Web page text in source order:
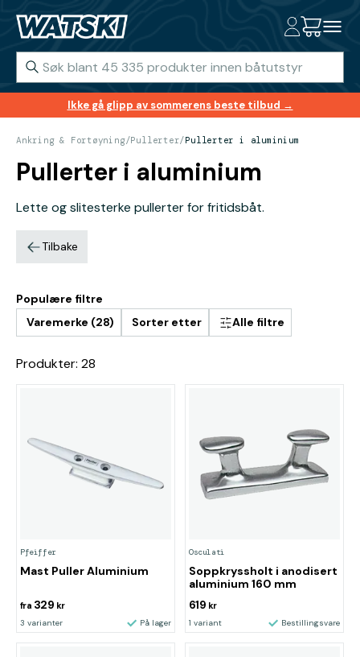
Ikke gå glipp av sommerens beste tilbud →
Ankring & Fortøyning/Pullerter/Pullerter i aluminium
Pullerter i aluminium
Lette og slitesterke pullerter for fritidsbåt.
Tilbake
Populære filtre
Varemerke (28)
Sorter etter Alle filtre
Produkter: 28
Pfeiffer
Mast Puller Aluminium
fra 329 kr
3 varianter På lager
Osculati
Soppkryssholt i anodisert
aluminium 160 mm
619 kr
1 variant Bestillingsvare